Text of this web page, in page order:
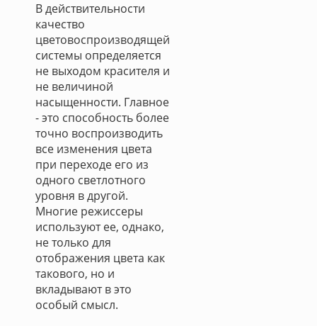
В действительности
качество
цветовоспроизводящей
системы определяется
не выходом красителя и
не величиной
насыщенности. Главное
- это способность более
точно воспроизводить
все изменения цвета
при переходе его из
одного светлотного
уровня в другой.
Многие режиссеры
используют ее, однако,
не только для
отображения цвета как
такового, но и
вкладывают в это
особый смысл.